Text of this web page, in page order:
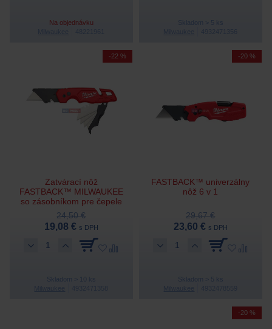
Na objednávku Skladom > 5 ks
-22 %
Zatvárací nôž
FASTBACK™ MILWAUKEE
so zásobníkom pre čepele
24,50 €
19,08 € s DPH
Skladom > 10 ks
-20 %
FASTBACK™ univerzálny
nôž 6 v 1
29,67 €
23,60 € s DPH
Skladom > 5 ks
-20 %